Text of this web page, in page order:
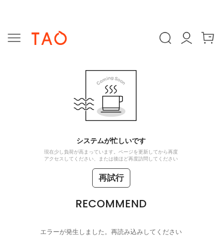
システムが忙しいです
現在少し負荷が高まっています。ページを更新してから再度
アクセスしてください、または後ほど再度訪問してください
再試行
RECOMMEND
エラーが発生しました。再読み込みしてください